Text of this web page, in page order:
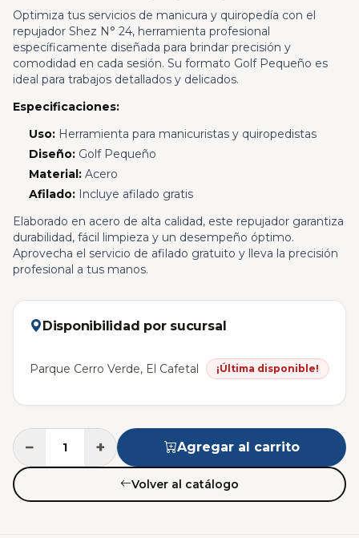
Optimiza tus servicios de manicura y quiropedía con el
repujador Shez N° 24, herramienta profesional
específicamente diseñada para brindar precisión y
comodidad en cada sesión. Su formato Golf Pequeño es
ideal para trabajos detallados y delicados.
Especificaciones:
Uso:Herramienta para manicuristas y quiropedistas
Diseño:Golf Pequeño
Material:Acero
Afilado:Incluye afilado gratis
Elaborado en acero de alta calidad, este repujador garantiza
durabilidad, fácil limpieza y un desempeño óptimo.
Aprovecha el servicio de afilado gratuito y lleva la precisión
profesional a tus manos.
Disponibilidad por sucursal
Parque Cerro Verde, El Cafetal ¡Última disponible!
− + Agregar al carrito
Volver al catálogo